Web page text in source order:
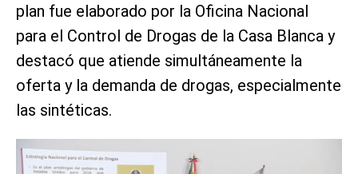
plan fue elaborado por la Oficina Nacional
para el Control de Drogas de la Casa Blanca y
destacó que atiende simultáneamente la
oferta y la demanda de drogas, especialmente
las sintéticas.